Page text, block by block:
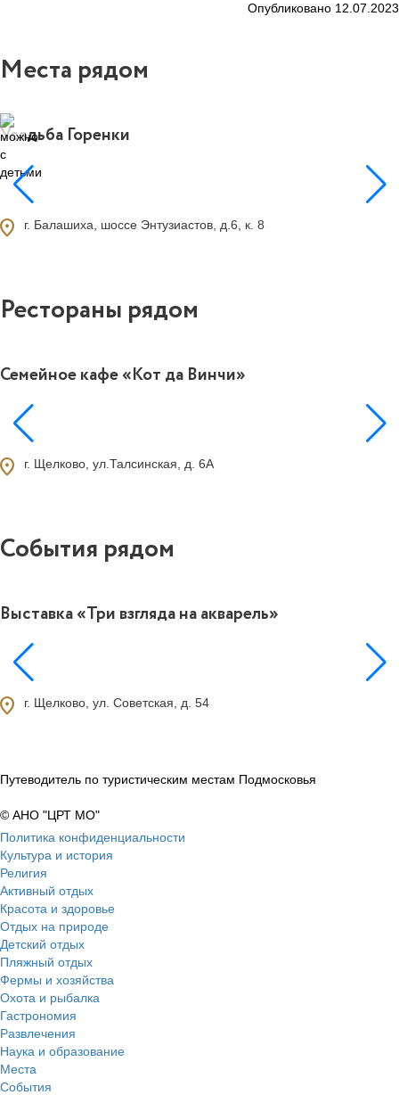
Опубликовано 12.07.2023
Места рядом
Усадьба Горенки
г. Балашиха, шоссе Энтузиастов, д.6, к. 8
Рестораны рядом
Семейное кафе «Кот да Винчи»
г. Щелково, ул.Талсинская, д. 6А
События рядом
Выставка «Три взгляда на акварель»
г. Щелково, ул. Советская, д. 54
Путеводитель по туристическим местам Подмосковья
© АНО "ЦРТ МО"
Политика конфиденциальности
Культура и история
Религия
Активный отдых
Красота и здоровье
Отдых на природе
Детский отдых
Пляжный отдых
Фермы и хозяйства
Охота и рыбалка
Гастрономия
Развлечения
Наука и образование
Места
События